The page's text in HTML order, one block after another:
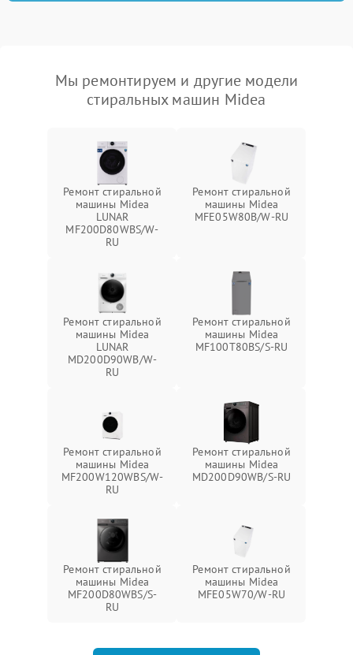
Мы ремонтируем и другие модели
стиральных машин Midea
Ремонт стиральной
машины Midea
LUNAR
MF200D80WBS/W-
RU
Ремонт стиральной
машины Midea
MFE05W80B/W-RU
Ремонт стиральной
машины Midea
LUNAR
MD200D90WB/W-
RU
Ремонт стиральной
машины Midea
MF100T80BS/S-RU
Ремонт стиральной
машины Midea
MF200W120WBS/W-
RU
Ремонт стиральной
машины Midea
MD200D90WB/S-RU
Ремонт стиральной
машины Midea
MF200D80WBS/S-
RU
Ремонт стиральной
машины Midea
MFE05W70/W-RU